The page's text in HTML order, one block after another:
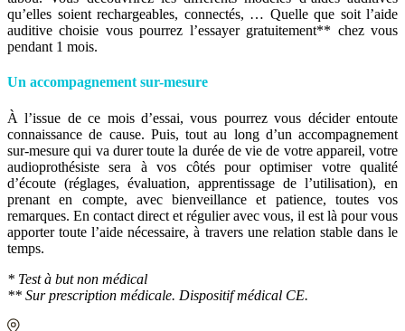
qu’elles soient rechargeables, connectés, … Quelle que soit l’aide
auditive choisie vous pourrez l’essayer gratuitement** chez vous
pendant 1 mois.
Un accompagnement sur-mesure
À l’issue de ce mois d’essai, vous pourrez vous décider entoute
connaissance de cause. Puis, tout au long d’un accompagnement
sur-mesure qui va durer toute la durée de vie de votre appareil, votre
audioprothésiste sera à vos côtés pour optimiser votre qualité
d’écoute (réglages, évaluation, apprentissage de l’utilisation), en
prenant en compte, avec bienveillance et patience, toutes vos
remarques. En contact direct et régulier avec vous, il est là pour vous
apporter toute l’aide nécessaire, à travers une relation stable dans le
temps.
* Test à but non médical
** Sur prescription médicale. Dispositif médical CE.